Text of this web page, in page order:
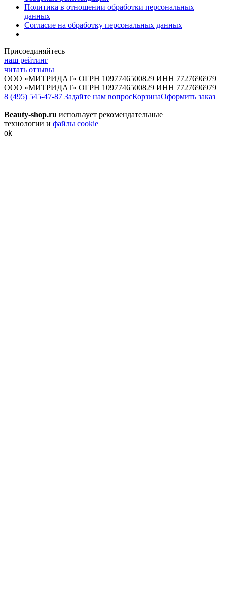
Политика в отношении обработки персональных
данных
Согласие на обработку персональных данных
Присоединяйтесь
наш рейтинг
читать отзывы
ООО «МИТРИДАТ» ОГРН 1097746500829 ИНН 7727696979
ООО «МИТРИДАТ» ОГРН 1097746500829 ИНН 7727696979
8 (495) 545-47-87 Задайте нам вопросКорзинаОформить заказ
Beauty-shop.ru использует рекомендательные
технологии и файлы cookie
ok